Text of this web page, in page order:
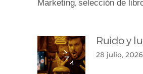
Marketing, selección de
Ruido y
28 julio, 2026